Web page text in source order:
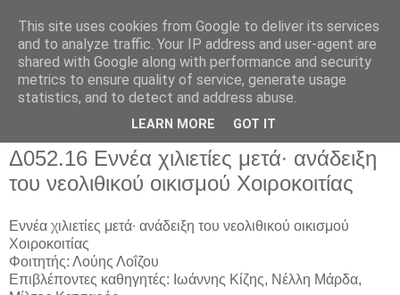
Δ052.16 Εννέα χιλιετίες μετά∙ ανάδειξη
του νεολιθικού οικισμού Χοιροκοιτίας
Εννέα χιλιετίες μετά∙ ανάδειξη του νεολιθικού οικισμού
Χοιροκοιτίας
Φοιτητής: Λούης Λοΐζου
Επιβλέποντες καθηγητές: Ιωάννης Κίζης, Νέλλη Μάρδα,
This site uses cookies from Google to deliver its services
and to analyze traffic. Your IP address and user-agent are
shared with Google along with performance and security
metrics to ensure quality of service, generate usage
statistics, and to detect and address abuse.
LEARN MORE GOT IT